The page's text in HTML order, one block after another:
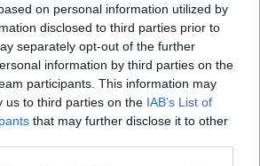
on personal information utilized by
disclosed to third parties prior to
separately opt-out of the further
information by third parties on the
participants. This information may
us to third parties on the IAB’s List of
that may further disclose it to other
ήδη και στην διαδικασία
καθώς προχωρά η
σε ψηφιακή μορφή.
πλήρως ο τρόπος με τον οποίο θα
και η κλήση τους, με στόχο την
επιστρατευτικών εγγράφων.